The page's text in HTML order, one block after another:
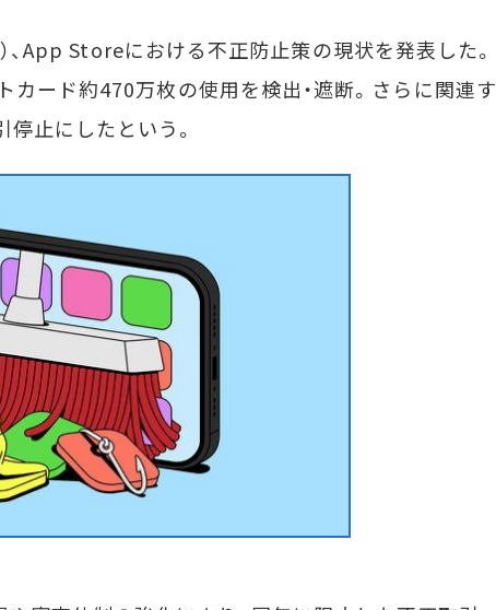
App Storeにおける不正防止策の現状を発表した。
カード約470万枚の使用を検出・遮断。さらに関連す
止にしたという。